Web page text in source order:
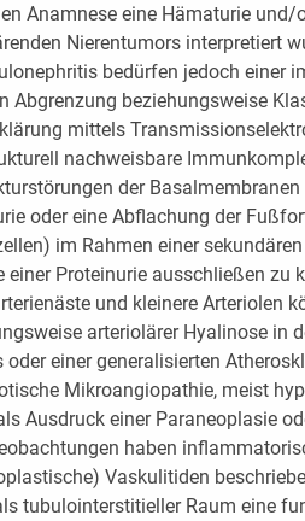
Anamnese eine Hämaturie und/
Nierentumors interpretiert
bedürfen jedoch einer
Abgrenzung beziehungsweise
mittels
nachweisbare
der
oder eine Abflachung der
im Rahmen einer
einer Proteinurie ausschließen zu
und kleinere Arteriolen
arteriolärer Hyalinose in
oder einer generalisierten
Mikroangiopathie, meist
Ausdruck einer Paraneoplasie
haben
Vaskulitiden
tubulointerstitieller Raum eine